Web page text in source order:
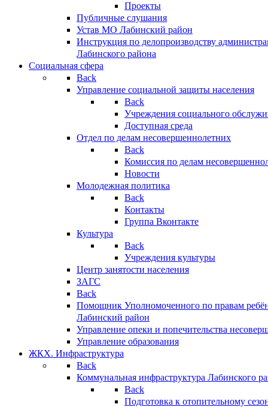
Проекты
Публичные слушания
Устав МО Лабинский район
Инструкция по делопроизводству
Лабинского района
Социальная сфера
Back
Управление социальной защиты населения
Back
Учреждения социального
Доступная среда
Отдел по делам несовершеннолетних
Back
Комиссия по делам
Новости
Молодежная политика
Back
Контакты
Группа Вконтакте
Культура
Back
Учреждения культуры
Центр занятости населения
ЗАГС
Back
Помощник Уполномоченного по правам
Лабинский район
Управление опеки и попечительства
Управление образования
ЖКХ. Инфраструктура
Back
Коммунальная инфраструктура Лабинского
Back
Подготовка к отопительному